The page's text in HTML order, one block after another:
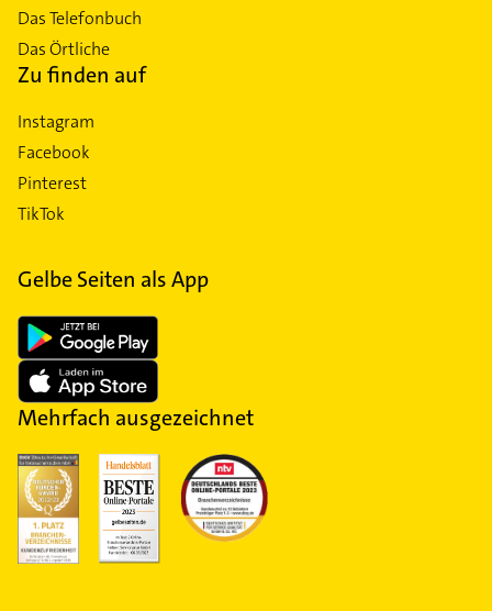
Das Telefonbuch
Das Örtliche
Zu finden auf
Instagram
Facebook
Pinterest
TikTok
Gelbe Seiten als App
Mehrfach ausgezeichnet